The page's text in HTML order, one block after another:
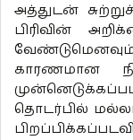
அத்துடன்
பிரிவின்
காரணமான
தொடர்பில்